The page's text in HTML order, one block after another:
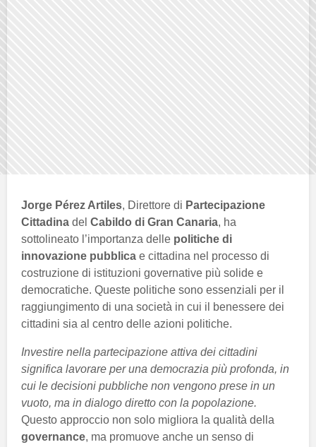
Jorge Pérez Artiles, Direttore di Partecipazione
Cittadina del Cabildo di Gran Canaria, ha
sottolineato l’importanza delle politiche di
innovazione pubblica e cittadina nel processo di
costruzione di istituzioni governative più solide e
democratiche. Queste politiche sono essenziali per il
raggiungimento di una società in cui il benessere dei
cittadini sia al centro delle azioni politiche.
Investire nella partecipazione attiva dei cittadini
significa lavorare per una democrazia più profonda, in
cui le decisioni pubbliche non vengono prese in un
vuoto, ma in dialogo diretto con la popolazione.
Questo approccio non solo migliora la qualità della
governance, ma promuove anche un senso di